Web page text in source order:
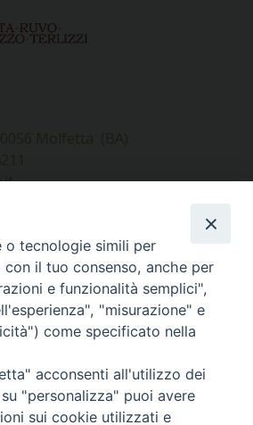
–
sociali
Molfetta (BA)
o tecnologie simili per
il tuo consenso, anche per
e funzionalità semplici",
"misurazione" e
come specificato nella
acconsenti all'utilizzo dei
"personalizza" puoi avere
sui cookie utilizzati e